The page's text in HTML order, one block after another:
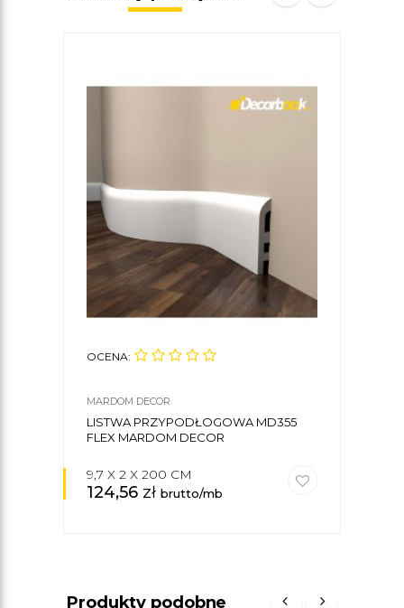
OCENA:
MARDOM DECOR
LISTWA PRZYPODŁOGOWA MD355
FLEX MARDOM DECOR
9,7 X 2 X 200 CM
124,56 zł brutto/mb
Produkty podobne